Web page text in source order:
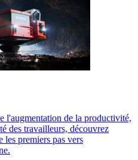
l'augmentation de la productivité,
des travailleurs, découvrez
les premiers pas vers